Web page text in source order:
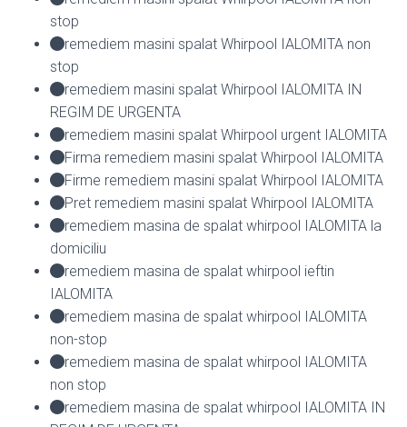
stop
remediem masini spalat Whirpool IALOMITA non
stop
remediem masini spalat Whirpool IALOMITA IN
REGIM DE URGENTA
remediem masini spalat Whirpool urgent IALOMITA
Firma remediem masini spalat Whirpool IALOMITA
Firme remediem masini spalat Whirpool IALOMITA
Pret remediem masini spalat Whirpool IALOMITA
remediem masina de spalat whirpool IALOMITA la
domiciliu
remediem masina de spalat whirpool ieftin
IALOMITA
remediem masina de spalat whirpool IALOMITA
non-stop
remediem masina de spalat whirpool IALOMITA
non stop
remediem masina de spalat whirpool IALOMITA IN